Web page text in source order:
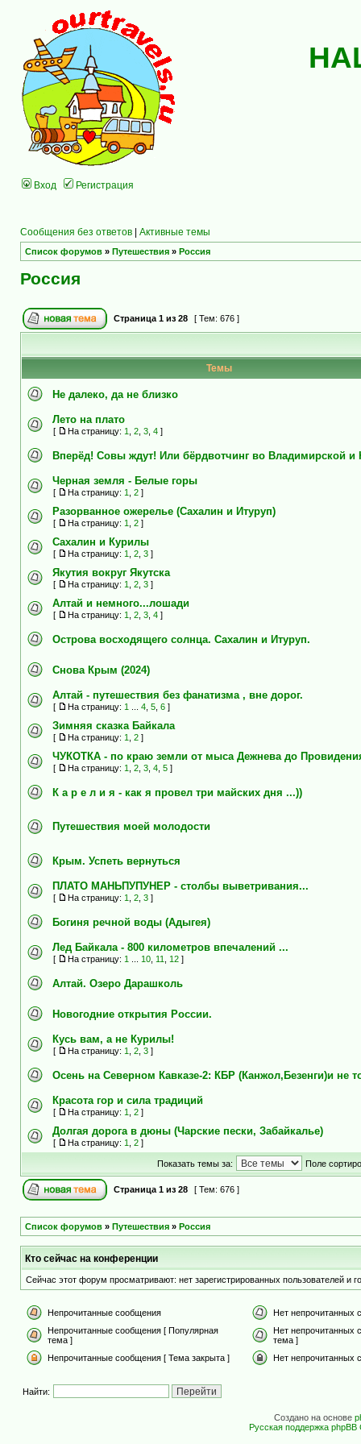
Вход Регистрация
Сообщения без ответов | Активные темы
Список форумов » Путешествия » Россия
Россия
Страница 1 из 28 [ Тем: 676 ]
Темы
Не далеко, да не близко
Лето на плато
[ На страницу: 1 2 3 4 ]
Вперёд! Совы ждут! Или бёрдвотчинг во Владимирской и
Черная земля - Белые горы
[ На страницу: 1 2 ]
Разорванное ожерелье (Сахалин и Итуруп)
[ На страницу: 1 2 ]
Сахалин и Курилы
[ На страницу: 1 2 3 ]
Якутия вокруг Якутска
[ На страницу: 1 2 3 ]
Алтай и немного...лошади
[ На страницу: 1 2 3 4 ]
Острова восходящего солнца. Сахалин и Итуруп.
Снова Крым (2024)
Алтай - путешествия без фанатизма , вне дорог.
[ На страницу: 1 4 5 6 ]
Зимняя сказка Байкала
[ На страницу: 1 2 ]
ЧУКОТКА - по краю земли от мыса Дежнева до
[ На страницу: 1 2 3 4 5 ]
К а р е л и я - как я провел три майских дня ...))
Путешествия моей молодости
Крым. Успеть вернуться
ПЛАТО МАНЬПУПУНЕР - столбы выветривания...
[ На страницу: 1 2 3 ]
Богиня речной воды (Адыгея)
Лед Байкала - 800 километров впечалений ...
[ На страницу: 1 10 11 12 ]
Алтай. Озеро Дарашколь
Новогодние открытия России.
Кусь вам, а не Курилы!
[ На страницу: 1 2 3 ]
Осень на Северном Кавказе-2: КБР (Канжол,Безенги)и не
Красота гор и сила традиций
[ На страницу: 1 2 ]
Долгая дорога в дюны (Чарские пески, Забайкалье)
[ На страницу: 1 2 ]
Показать темы за: Поле
Страница 1 из 28 [ Тем: 676 ]
Список форумов » Путешествия » Россия
Кто сейчас на конференции
Сейчас этот форум просматривают: нет зарегистрированных пользователей и
Непрочитанные сообщения
Нет непрочитанных
Непрочитанные сообщения [ Популярная
тема ]
Нет непрочитанных
тема ]
Непрочитанные сообщения [ Тема закрыта ]
Нет непрочитанных
Найти:
Создано на основе
Русская поддержка phpBB